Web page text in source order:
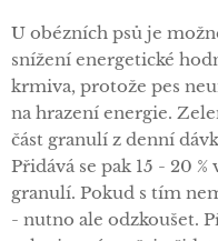
U obézních psů je
snížení energetické
krmiva, protože pes
na hrazení energie.
část granulí z denní
Přidává se pak 15 - 20
granulí. Pokud s tím
- nutno ale odzkoušet.